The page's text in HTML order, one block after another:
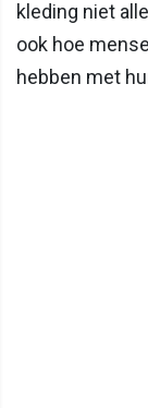
kleding niet
ook hoe
hebben met